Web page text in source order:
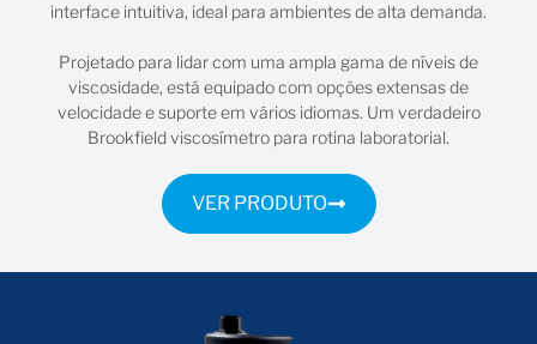
interface intuitiva, ideal para ambientes de alta demanda.
Projetado para lidar com uma ampla gama de níveis de
viscosidade, está equipado com opções extensas de
velocidade e suporte em vários idiomas. Um verdadeiro
Brookfield viscosímetro para rotina laboratorial.
VER PRODUTO